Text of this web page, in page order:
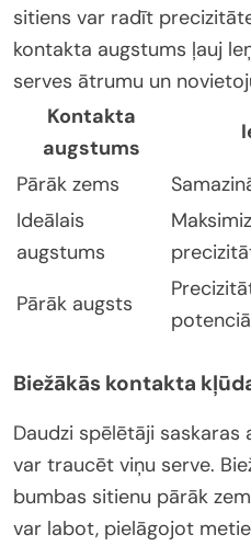
sitiens var radīt
kontakta augstums ļauj
serves ātrumu un
Kontakta
augstums
Pārāk zems
Ideālais
augstums
Pārāk augsts
Biežākās kontakta
Daudzi spēlētāji saskaras
var traucēt viņu serve.
bumbas sitienu pārāk
var labot, pielāgojot